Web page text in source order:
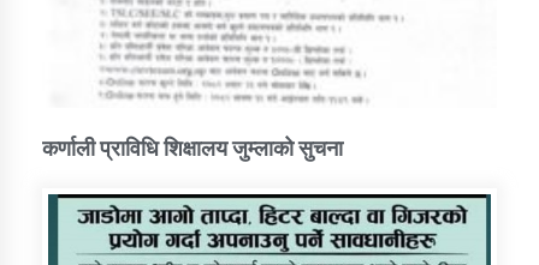
कर्णाली प्राविधि शिक्षालय जुम्लाको सुचना